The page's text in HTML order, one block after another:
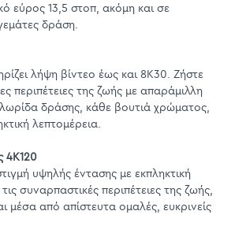
εύρος 13,5 στοπ, ακόμη και σε
δράση.
λήψη βίντεο έως και 8K30. Ζήστε
περιπέτειες της ζωής με απαράμιλλη
δράσης, κάθε βουτιά χρώματος,
λεπτομέρεια.
4Κ120
υψηλής έντασης με εκπληκτική
συναρπαστικές περιπέτειες της ζωής,
μέσα από απίστευτα ομαλές, ευκρινείς